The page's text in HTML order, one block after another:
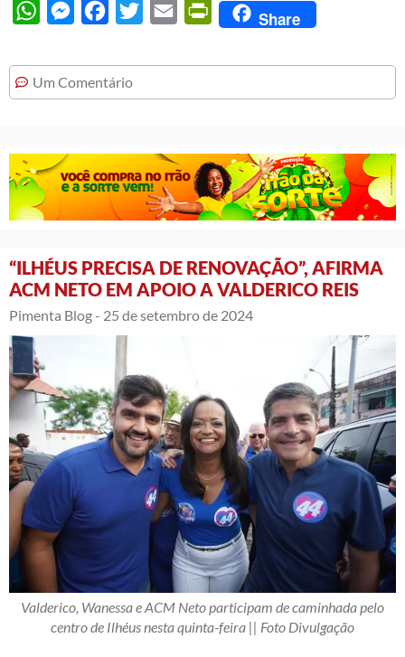
WhatsAppMessengerFacebook
Twitter Email PrintFriendly
Share
Um Comentário
“ILHÉUS PRECISA DE RENOVAÇÃO”, AFIRMA
ACM NETO EM APOIO A VALDERICO REIS
Pimenta Blog - 25 de setembro de 2024
Valderico, Wanessa e ACM Neto participam de caminhada pelo
centro de Ilhéus nesta quinta-feira || Foto Divulgação